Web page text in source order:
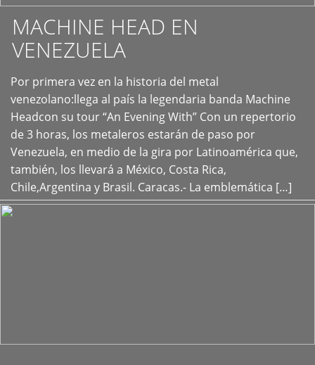
MACHINE HEAD EN
VENEZUELA
Por primera vez en la historia del metal
venezolano:llega al país la legendaria banda Machine
Headcon su tour “An Evening With” Con un repertorio
de 3 horas, los metaleros estarán de paso por
Venezuela, en medio de la gira por Latinoamérica que,
también, los llevará a México, Costa Rica,
Chile,Argentina y Brasil. Caracas.- La emblemática […]
+